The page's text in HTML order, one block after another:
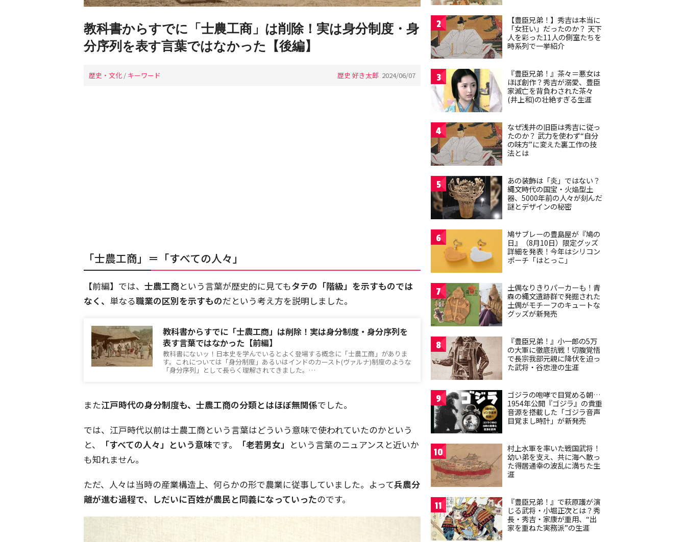
教科書からすでに「士農工商」は削除！実は身分制度・身
分序列を表す言葉ではなかった【後編】
歴史・文化 / キーワード 歴史 好き太郎 2024/06/07
「士農工商」＝「すべての人々」
【前編】では、 士農工商という言葉が歴史的に見てもタテの「階級」を示すものでは
なく、 単なる職業の区別を示すものだという考え方を説明しました。
教科書からすでに「士農工商」は削除！実は身分制度・身分序列を
表す言葉ではなかった【前編】
教科書にないッ！日本史を学んでいるとよく登場する概念に「士農工商」がありま
す。これについては「身分制度」あるいはインドのカースト(ヴァルナ)制度のような
「身分序列」として長らく理解されてきました。…
また江戸時代の身分制度も、士農工商の分類とはほぼ無関係でした。
では、江戸時代以前は士農工商という言葉はどういう意味で使われていたのかという
と、
「すべての人々」という意味です。 「老若男女」 という言葉のニュアンスと近いか
も知れません。
ただ、人々は当時の産業構造上、何らかの形で農業に従事していました。よって兵農分
離が進む過程で、しだいに百姓が農民と同義になっていったのです。
2
【豊臣兄弟！】秀吉は本当に
「女狂い」だったのか？ 天下
人を彩った11人の側室たちを
時系列で一挙紹介
3
『豊臣兄弟！』茶々＝悪女は
ほぼ創作？秀吉が溺愛、豊臣
家滅亡を背負わされた茶々
(井上和)の壮絶すぎる生涯
4
なぜ浅井の旧臣は秀吉に従っ
たのか？ 武力を使わず“自分
の味方”に変えた裏工作の技
法とは
5
あの装飾は「炎」ではない？
縄文時代の国宝・火焔型土
器、5000年前の人々が刻んだ
謎とデザインの秘密
6
鳩サブレーの豊島屋が『鳩の
日』（8月10日）限定グッズ
詳細を発表！今年はシリコン
ポーチ「はとっこ」
7
土偶なりきりパーカーも！青
森の縄文遺跡群で発掘された
土偶がモチーフのキュートな
グッズが新発売
8
『豊臣兄弟！』小一郎の5万
の大軍に徹底抗戦！切腹覚悟
で長宗我部元親に降伏を迫っ
た武将・谷忠澄の生涯
9
ゴジラの咆哮で目覚める朝…
1954年公開『ゴジラ』の貴重
音源を搭載した「ゴジラ音声
目覚まし時計」が新発売
10
村上水軍を率いた戦国武将！
幼い弟を支え、共に海へ散っ
た得居通幸の波乱に満ちた生
涯
11
『豊臣兄弟！』で萩原護が演
じる武将・小堀正次とは？秀
長・秀吉・家康が重用、“出
家を重ねた実務派”の生涯